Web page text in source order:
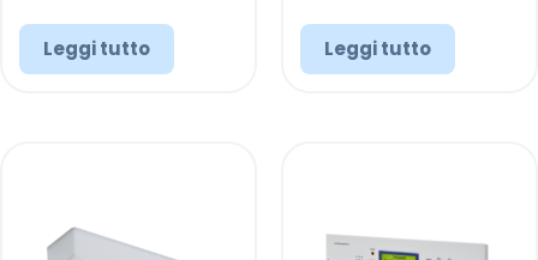
Leggi tutto Leggi tutto